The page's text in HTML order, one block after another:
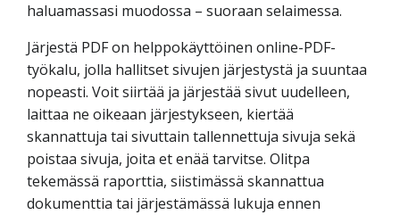
haluamassasi muodossa – suoraan selaimessa.
Järjestä PDF on helppokäyttöinen online-PDF-
työkalu, jolla hallitset sivujen järjestystä ja suuntaa
nopeasti. Voit siirtää ja järjestää sivut uudelleen,
laittaa ne oikeaan järjestykseen, kiertää
skannattuja tai sivuttain tallennettuja sivuja sekä
poistaa sivuja, joita et enää tarvitse. Olitpa
tekemässä raporttia, siistimässä skannattua
dokumenttia tai järjestämässä lukuja ennen